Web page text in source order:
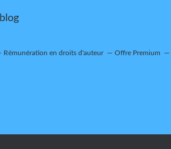
Rémunération en droits d'auteur Offre Premium